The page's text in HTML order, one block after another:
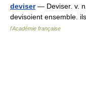
deviser— Deviser. v.
devisoient ensemble.
l'Académie française